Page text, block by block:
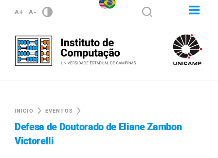
A+ A-
INÍCIO EVENTOS
Defesa de Doutorado de Eliane Zambon
Victorelli